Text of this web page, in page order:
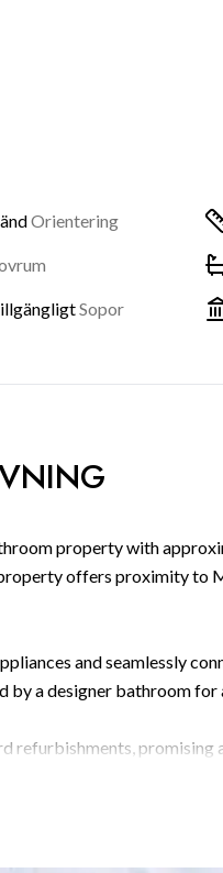
Orientering
Sopor
property with
offers proximity to
and seamlessly
by a designer bathroom for
refurbishments,
miss out on this